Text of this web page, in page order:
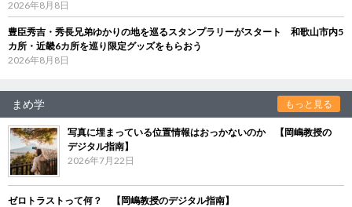
2026年8月8日
豊臣秀吉・秀長兄弟ゆかりの地を巡るスタンプラリーがスタート 和歌山市内5
カ所・近畿6カ所を巡り限定グッズをもらおう
2026年8月8日
まめ学 もっと見る
写真に埋まっている位置情報はおっかないのか 【岡嶋教授の
デジタル指南】
2026年7月22日
ゼロトラストって何？ 【岡嶋教授のデジタル指南】